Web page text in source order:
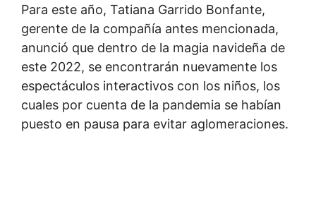
Para este año, Tatiana Garrido Bonfante,
gerente de la compañía antes mencionada,
anunció que dentro de la magia navideña de
este 2022, se encontrarán nuevamente los
espectáculos interactivos con los niños, los
cuales por cuenta de la pandemia se habían
puesto en pausa para evitar aglomeraciones.